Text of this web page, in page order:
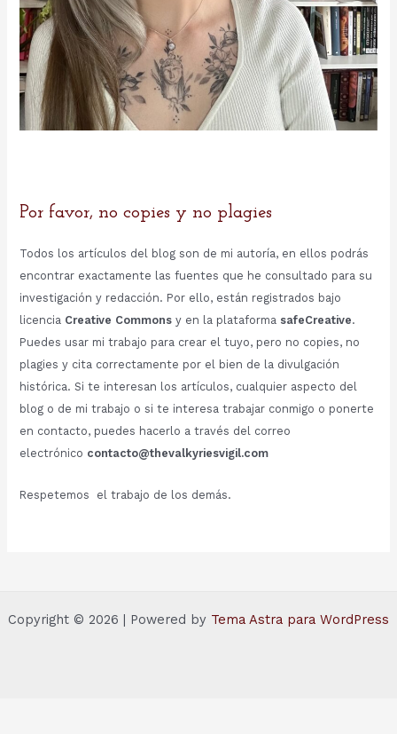
Por favor, no copies y no plagies
Todos los artículos del blog son de mi autoría, en ellos podrás
encontrar exactamente las fuentes que he consultado para su
investigación y redacción. Por ello, están registrados bajo
licencia Creative Commonsy en la plataforma safeCreative.
Puedes usar mi trabajo para crear el tuyo, pero no copies, no
plagies y cita correctamente por el bien de la divulgación
histórica. Si te interesan los artículos, cualquier aspecto del
blog o de mi trabajo o si te interesa trabajar conmigo o ponerte
en contacto, puedes hacerlo a través del correo
electrónico contacto@thevalkyriesvigil.com
Respetemos el trabajo de los demás.
Copyright © 2026 | Powered by Tema Astra para WordPress